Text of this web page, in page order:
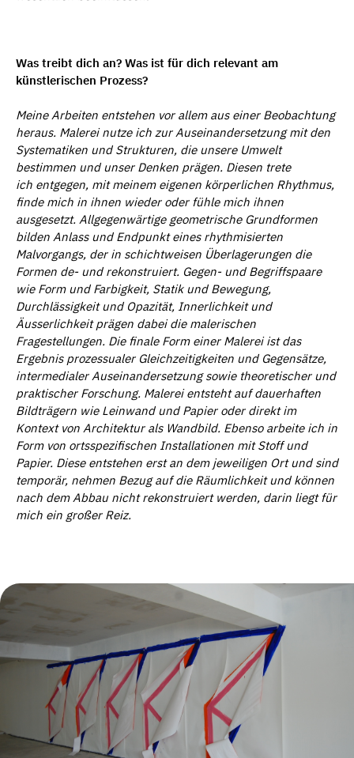
Was treibt dich an? Was ist für dich relevant am
künstlerischen Prozess?
Meine Arbeiten entstehen vor allem aus einer Beobachtung
heraus. Malerei nutze ich zur Auseinandersetzung mit den
Systematiken und Strukturen, die unsere Umwelt
bestimmen und unser Denken prägen. Diesen trete
ich entgegen, mit meinem eigenen körperlichen Rhythmus,
finde mich in ihnen wieder oder fühle mich ihnen
ausgesetzt. Allgegenwärtige geometrische Grundformen
bilden Anlass und Endpunkt eines rhythmisierten
Malvorgangs, der in schichtweisen Überlagerungen die
Formen de- und rekonstruiert. Gegen- und Begriffspaare
wie Form und Farbigkeit, Statik und Bewegung,
Durchlässigkeit und Opazität, Innerlichkeit und
Äusserlichkeit prägen dabei die malerischen
Fragestellungen. Die finale Form einer Malerei ist das
Ergebnis prozessualer Gleichzeitigkeiten und Gegensätze,
intermedialer Auseinandersetzung sowie theoretischer und
praktischer Forschung. Malerei entsteht auf dauerhaften
Bildträgern wie Leinwand und Papier oder direkt im
Kontext von Architektur als Wandbild. Ebenso arbeite ich in
Form von ortsspezifischen Installationen mit Stoff und
Papier. Diese entstehen erst an dem jeweiligen Ort und sind
temporär, nehmen Bezug auf die Räumlichkeit und können
nach dem Abbau nicht rekonstruiert werden, darin liegt für
mich ein großer Reiz.